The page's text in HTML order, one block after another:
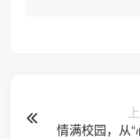
情满校园，从“